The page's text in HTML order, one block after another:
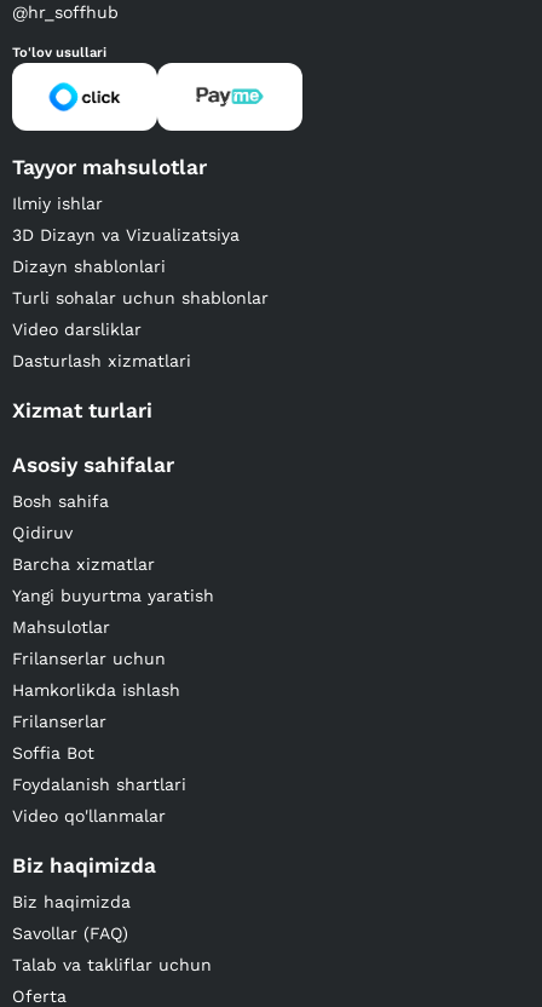
@hr_soffhub
To'lov usullari
Tayyor mahsulotlar
Ilmiy ishlar
3D Dizayn va Vizualizatsiya
Dizayn shablonlari
Turli sohalar uchun shablonlar
Video darsliklar
Dasturlash xizmatlari
Xizmat turlari
Asosiy sahifalar
Bosh sahifa
Qidiruv
Barcha xizmatlar
Yangi buyurtma yaratish
Mahsulotlar
Frilanserlar uchun
Hamkorlikda ishlash
Frilanserlar
Soffia Bot
Foydalanish shartlari
Video qo'llanmalar
Biz haqimizda
Biz haqimizda
Savollar (FAQ)
Talab va takliflar uchun
Oferta